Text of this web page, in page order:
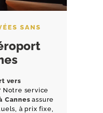
SANS
vers
Notre service
Cannes assure
à prix fixe,